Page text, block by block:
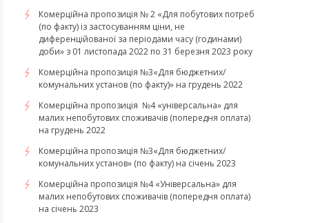
Комерційна пропозиція № 2 «Для побутових потреб
(по факту) із застосуванням ціни, не
диференційованої за періодами часу (годинами)
доби» з 01 листопада 2022 по 31 березня 2023 року
Комерційна пропозиція №3«Для бюджетних/
комунальних установ (по факту)» на грудень 2022
Комерційна пропозиція №4 «універсальна» для
малих непобутових споживачів (попередня оплата)
на грудень 2022
​​​​​​​Комерційна пропозиція №3«Для бюджетних/
комунальних установ» (по факту) на січень 2023
​​​​​​​Комерційна пропозиція №4 «Універсальна» для
малих непобутових споживачів (попередня оплата)
на січень 2023